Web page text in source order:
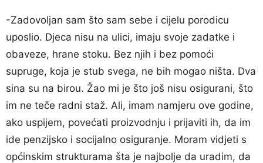
-Zadovoljan sam što sam sebe i cijelu porodicu
uposlio. Djeca nisu na ulici, imaju svoje zadatke i
obaveze, hrane stoku. Bez njih i bez pomoći
supruge, koja je stub svega, ne bih mogao ništa. Dva
sina su na birou. Žao mi je što još nisu osigurani, što
im ne teče radni staž. Ali, imam namjeru ove godine,
ako uspijem, povećati proizvodnju i prijaviti ih, da im
ide penzijsko i socijalno osiguranje. Moram vidjeti s
općinskim strukturama šta je najbolje da uradim, da